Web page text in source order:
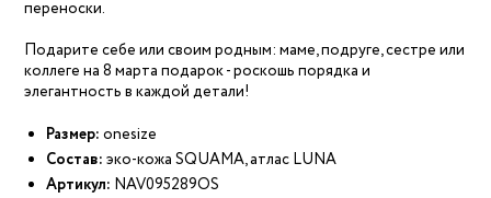
переноски.
Подарите себе или своим родным: маме, подруге, сестре или
коллеге на 8 марта подарок - роскошь порядка и
элегантность в каждой детали!
Размер: onesize
Состав: эко-кожа SQUAMA, атлас LUNA
Артикул: NAV095289OS